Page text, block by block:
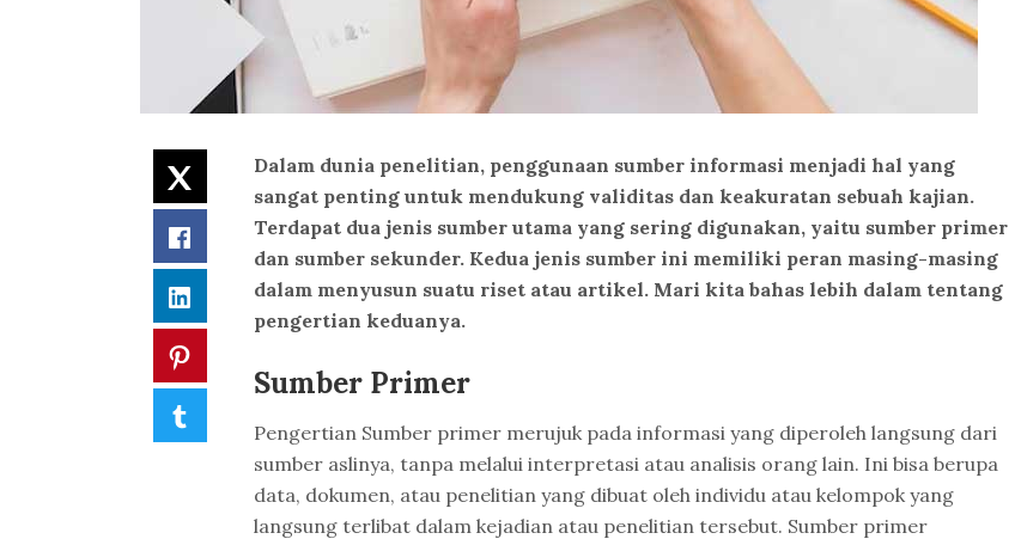
Twitter
Facebook
LinkedIn
Dalam dunia penelitian, penggunaan sumber informasi menjadi hal yang
sangat penting untuk mendukung validitas dan keakuratan sebuah kajian.
Terdapat dua jenis sumber utama yang sering digunakan, yaitu sumber primer
dan sumber sekunder. Kedua jenis sumber ini memiliki peran masing-masing
dalam menyusun suatu riset atau artikel. Mari kita bahas lebih dalam tentang
pengertian keduanya.
Sumber Primer
Pengertian Sumber primer merujuk pada informasi yang diperoleh langsung dari
sumber aslinya, tanpa melalui interpretasi atau analisis orang lain. Ini bisa berupa
data, dokumen, atau penelitian yang dibuat oleh individu atau kelompok yang
langsung terlibat dalam kejadian atau penelitian tersebut. Sumber primer